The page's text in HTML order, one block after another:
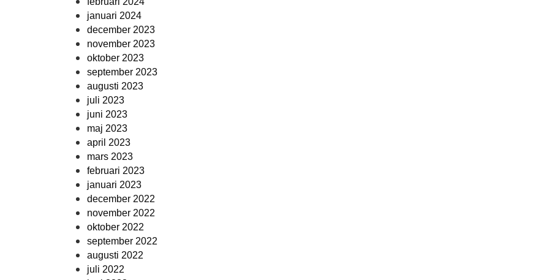
januari 2024
december 2023
november 2023
oktober 2023
september 2023
augusti 2023
juli 2023
juni 2023
maj 2023
april 2023
mars 2023
februari 2023
januari 2023
december 2022
november 2022
oktober 2022
september 2022
augusti 2022
juli 2022